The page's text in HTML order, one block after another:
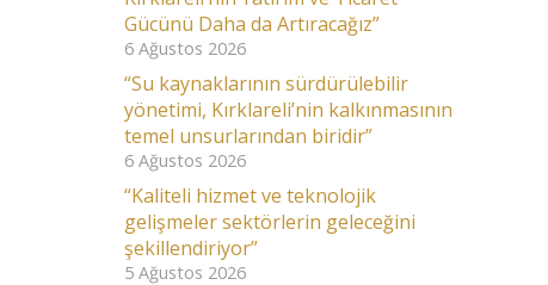
Gücünü Daha da Artıracağız”
6 Ağustos 2026
“Su kaynaklarının sürdürülebilir
yönetimi, Kırklareli’nin kalkınmasının
temel unsurlarından biridir”
6 Ağustos 2026
“Kaliteli hizmet ve teknolojik
gelişmeler sektörlerin geleceğini
şekillendiriyor”
5 Ağustos 2026